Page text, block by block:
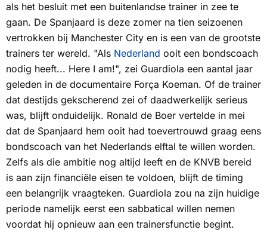
als het besluit met een buitenlandse trainer in zee te
gaan. De Spanjaard is deze zomer na tien seizoenen
vertrokken bij Manchester City en is een van de grootste
trainers ter wereld. "Als Nederland ooit een bondscoach
nodig heeft... Here I am!", zei Guardiola een aantal jaar
geleden in de documentaire Força Koeman. Of de trainer
dat destijds gekscherend zei of daadwerkelijk serieus
was, blijft onduidelijk. Ronald de Boer vertelde in mei
dat de Spanjaard hem ooit had toevertrouwd graag eens
bondscoach van het Nederlands elftal te willen worden.
Zelfs als die ambitie nog altijd leeft en de KNVB bereid
is aan zijn financiële eisen te voldoen, blijft de timing
een belangrijk vraagteken. Guardiola zou na zijn huidige
periode namelijk eerst een sabbatical willen nemen
voordat hij opnieuw aan een trainersfunctie begint.